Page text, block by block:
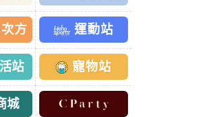
方 運動站
站 寵物站
城